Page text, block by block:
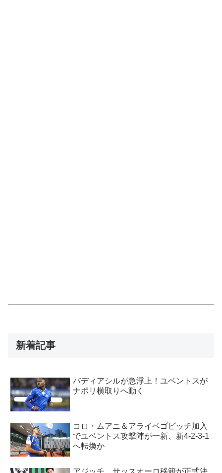
新着記事
バディアシルが急浮上！ユベントスが
ナポリ横取りへ動く
コロ・ムアニ＆アライベゴビッチ加入
でユベントス攻撃陣が一新、新4-2-3-1
へ転換か
アジッチ、サッスオーロ移籍が正式決